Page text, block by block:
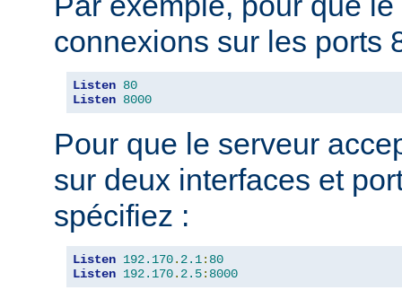
connexions sur les ports
Listen 80
Listen 8000
Pour que le serveur
sur deux interfaces et
spécifiez :
Listen 192.170. 2.1: 80
Listen 192.170. 2.5: 8000